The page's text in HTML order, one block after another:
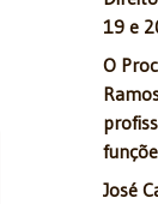
19 e
O
José